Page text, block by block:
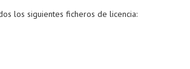
los siguientes ficheros de licencia: